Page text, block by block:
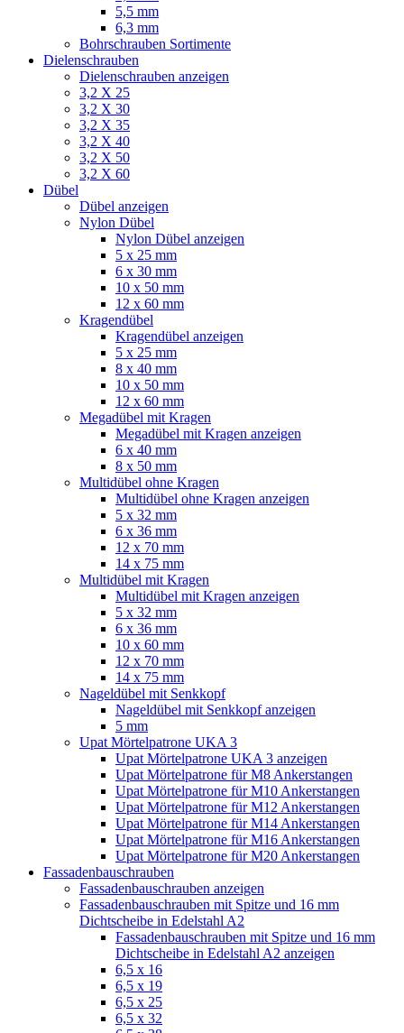
5,5 mm
6,3 mm
Bohrschrauben Sortimente
Dielenschrauben
Dielenschrauben anzeigen
3,2 X 25
3,2 X 30
3,2 X 35
3,2 X 40
3,2 X 50
3,2 X 60
Dübel
Dübel anzeigen
Nylon Dübel
Nylon Dübel anzeigen
5 x 25 mm
6 x 30 mm
10 x 50 mm
12 x 60 mm
Kragendübel
Kragendübel anzeigen
5 x 25 mm
8 x 40 mm
10 x 50 mm
12 x 60 mm
Megadübel mit Kragen
Megadübel mit Kragen anzeigen
6 x 40 mm
8 x 50 mm
Multidübel ohne Kragen
Multidübel ohne Kragen anzeigen
5 x 32 mm
6 x 36 mm
12 x 70 mm
14 x 75 mm
Multidübel mit Kragen
Multidübel mit Kragen anzeigen
5 x 32 mm
6 x 36 mm
10 x 60 mm
12 x 70 mm
14 x 75 mm
Nageldübel mit Senkkopf
Nageldübel mit Senkkopf anzeigen
5 mm
Upat Mörtelpatrone UKA 3
Upat Mörtelpatrone UKA 3 anzeigen
Upat Mörtelpatrone für M8 Ankerstangen
Upat Mörtelpatrone für M10 Ankerstangen
Upat Mörtelpatrone für M12 Ankerstangen
Upat Mörtelpatrone für M14 Ankerstangen
Upat Mörtelpatrone für M16 Ankerstangen
Upat Mörtelpatrone für M20 Ankerstangen
Fassadenbauschrauben
Fassadenbauschrauben anzeigen
Fassadenbauschrauben mit Spitze und 16 mm
Dichtscheibe in Edelstahl A2
Fassadenbauschrauben mit Spitze und 16 mm
Dichtscheibe in Edelstahl A2 anzeigen
6,5 x 16
6,5 x 19
6,5 x 25
6,5 x 32